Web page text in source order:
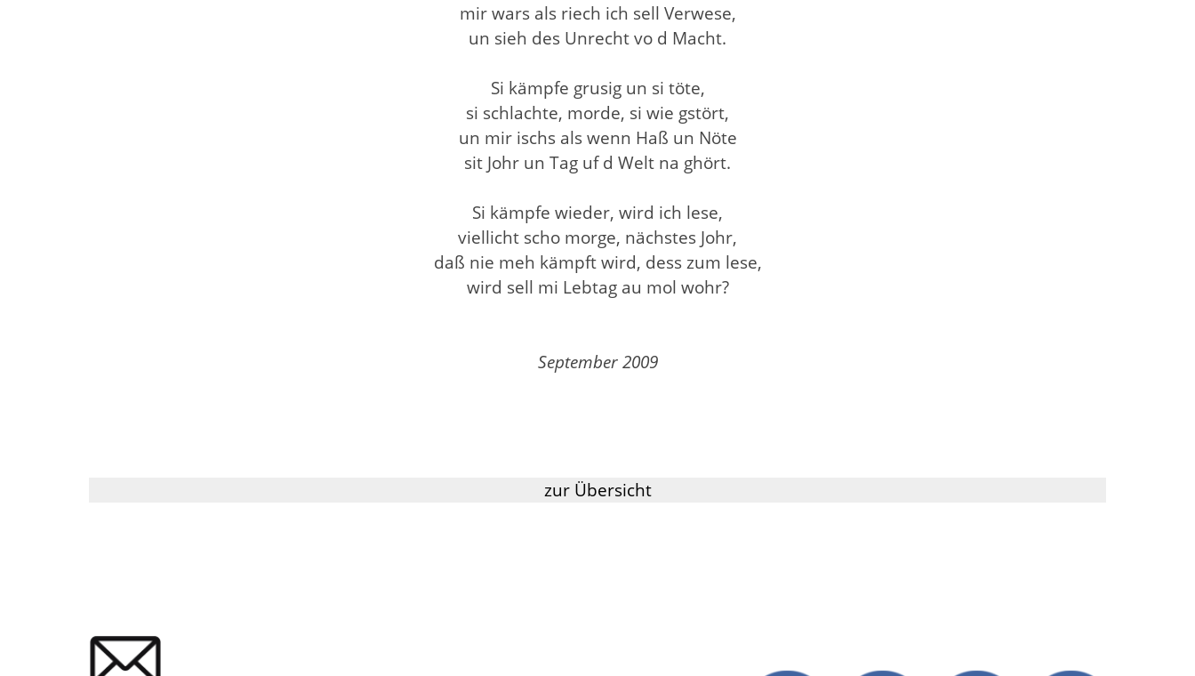
mir wars als riech ich sell Verwese,
un sieh des Unrecht vo d Macht.
Si kämpfe grusig un si töte,
si schlachte, morde, si wie gstört,
un mir ischs als wenn Haß un Nöte
sit Johr un Tag uf d Welt na ghört.
Si kämpfe wieder, wird ich lese,
viellicht scho morge, nächstes Johr,
daß nie meh kämpft wird, dess zum lese,
wird sell mi Lebtag au mol wohr?
September 2009
zur Übersicht